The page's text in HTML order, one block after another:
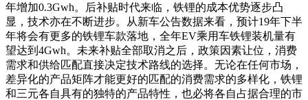
年增加0.3Gwh。后补贴时代来临，铁锂的成本优势逐步凸
显，技术亦在不断进步。从新车公告数据来看，预计19年下半
年将会有更多的铁锂车款落地，全年EV乘用车铁锂装机量有
望达到4Gwh。未来补贴全部取消之后，政策因素让位，消费
需求和供给匹配直接决定技术路线的选择。无论在任何市场，
差异化的产品矩阵才能更好的匹配的消费需求的多样化，铁锂
和三元各自具有的独特的产品特性，也必将各自占据合理的市